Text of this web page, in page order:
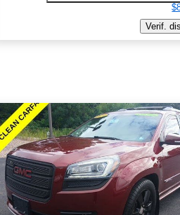
Verif.
este Aviso